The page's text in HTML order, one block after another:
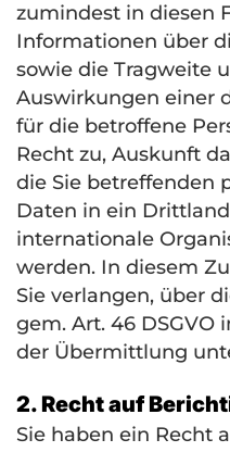
zumindest in diesen
Informationen über
sowie die Tragweite
Auswirkungen einer
für die betroffene
Recht zu, Auskunft
die Sie betreffenden
Daten in ein
internationale
werden. In diesem
Sie verlangen, über
gem. Art. 46 DSGVO
der Übermittlung
2. Recht auf
Sie haben ein Recht